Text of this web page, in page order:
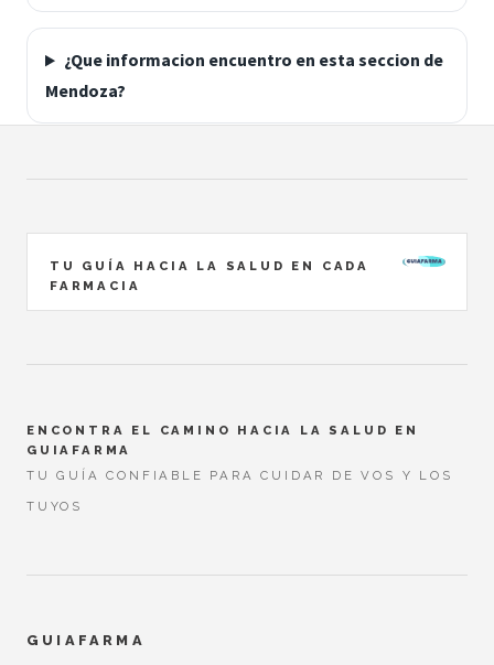
¿Que informacion encuentro en esta seccion de
Mendoza?
TU GUÍA HACIA LA SALUD EN CADA
FARMACIA
ENCONTRA EL CAMINO HACIA LA SALUD EN
GUIAFARMA
TU GUÍA CONFIABLE PARA CUIDAR DE VOS Y LOS
TUYOS
GUIAFARMA